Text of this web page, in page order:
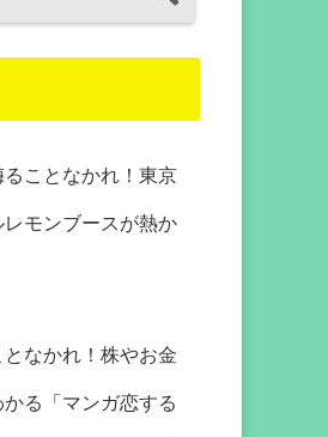
ことなかれ！東京
モンブースが熱か
なかれ！株やお金
る「マンガ恋する